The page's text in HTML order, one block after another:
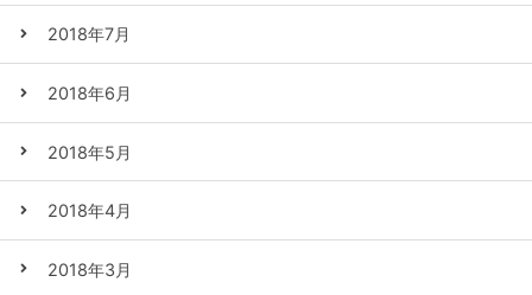
2018年7月
2018年6月
2018年5月
2018年4月
2018年3月